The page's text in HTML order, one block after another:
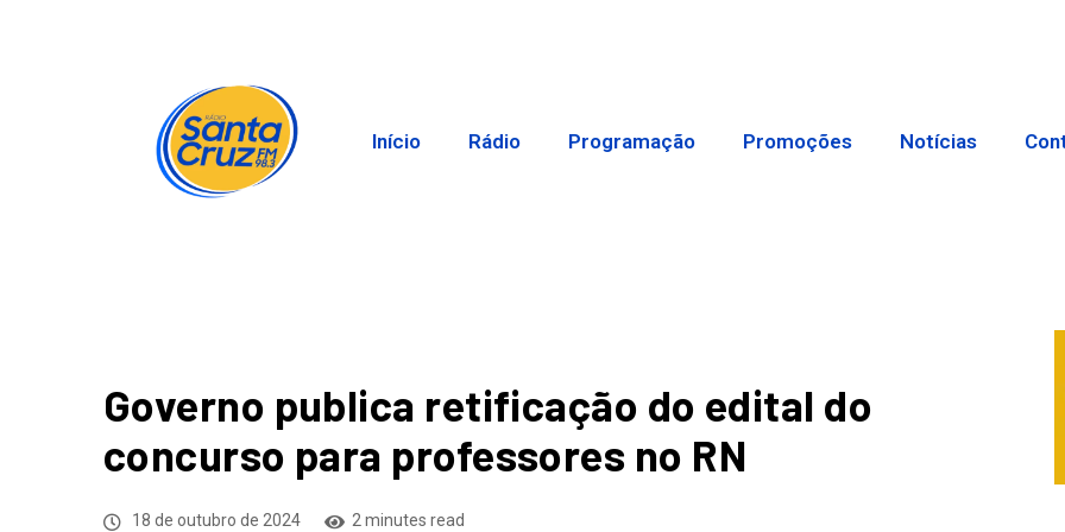
Início Rádio Programação Promoções Notícias
Governo publica retificação do edital do
concurso para professores no RN
18 de outubro de 2024 2 minutes read